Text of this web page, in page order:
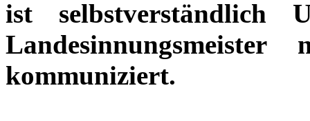
ist selbstverständlich
kommuniziert.